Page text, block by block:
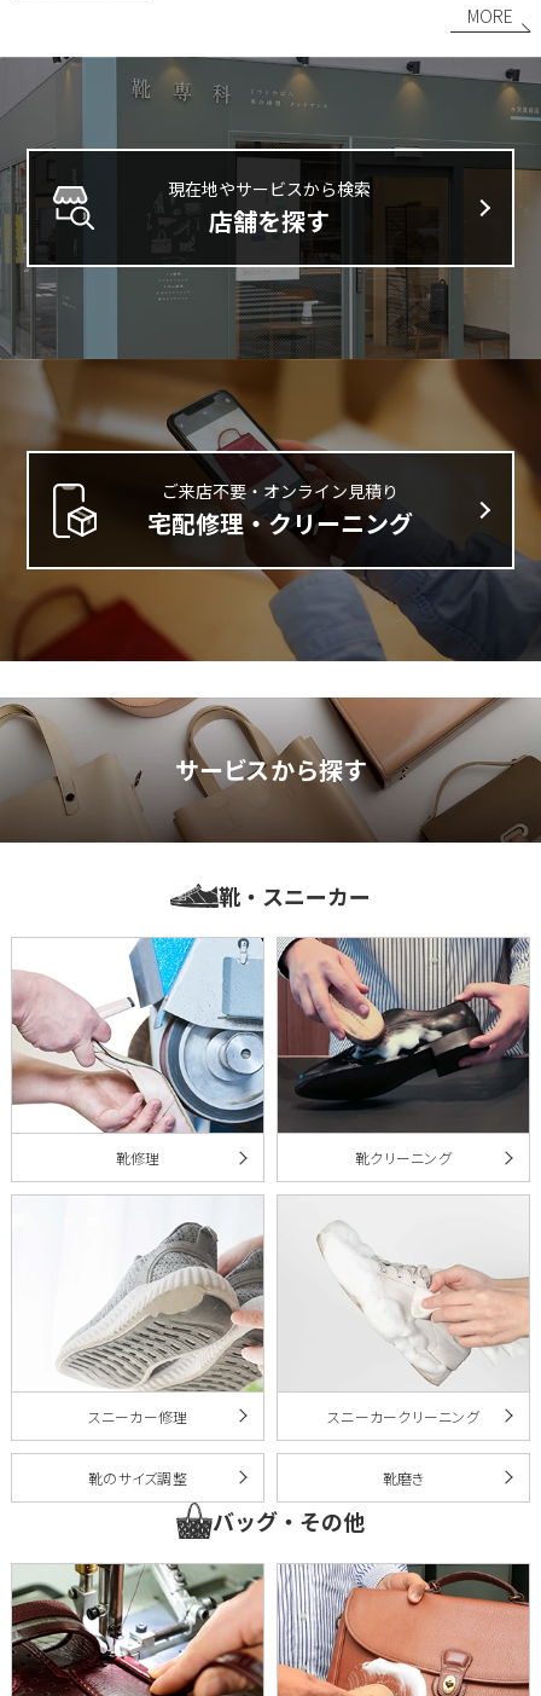
MORE
現在地やサービスから検索
店舗を探す
ご来店不要・オンライン見積り
宅配修理・クリーニング
サービスから探す
靴・スニーカー
靴修理 靴クリーニング
スニーカー修理 スニーカークリーニング
靴のサイズ調整 靴磨き
バッグ・その他